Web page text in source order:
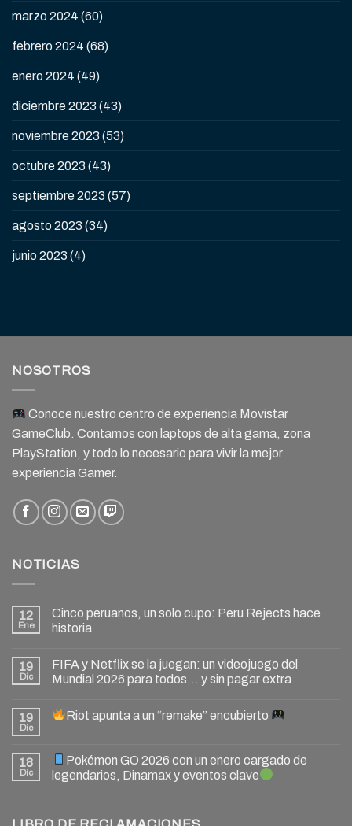
marzo 2024 (60)
febrero 2024 (68)
enero 2024 (49)
diciembre 2023 (43)
noviembre 2023 (53)
octubre 2023 (43)
septiembre 2023 (57)
agosto 2023 (34)
junio 2023 (4)
NOSOTROS
Conoce nuestro centro de experiencia Movistar
GameClub. Contamos con laptops de alta gama, zona
PlayStation, y todo lo necesario para vivir la mejor
experiencia Gamer.
NOTICIAS
12
Ene
Cinco peruanos, un solo cupo: Peru Rejects hace
historia
19
Dic
FIFA y Netflix se la juegan: un videojuego del
Mundial 2026 para todos… y sin pagar extra
19
Dic
Riot apunta a un “remake” encubierto
18
Dic
Pokémon GO 2026 con un enero cargado de
legendarios, Dinamax y eventos clave